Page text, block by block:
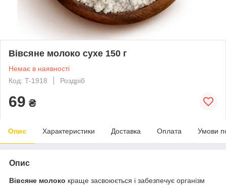
Вівсяне молоко сухе 150 г
Немає в наявності
Код: T-1918
Роздріб
69 ₴
Опис Характеристики Доставка Оплата Умови
Опис
Вівсяне молоко краще засвоюється і забезпечує організм